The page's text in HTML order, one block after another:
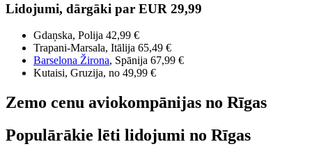
Lidojumi, dārgāki par EUR 29,99
Gdaņska, Polija 42,99 €
Trapani-Marsala, Itālija 65,49 €
Barselona Žirona, Spānija 67,99 €
Kutaisi, Gruzija, no 49,99 €
Zemo cenu aviokompānijas no Rīgas
Populārākie lēti lidojumi no Rīgas